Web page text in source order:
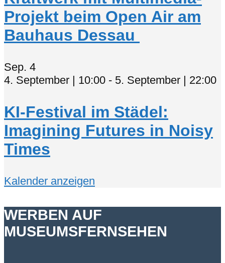
Projekt beim Open Air am
Bauhaus Dessau
Sep. 4
4. September | 10:00 - 5. September | 22:00
KI-Festival im Städel:
Imagining Futures in Noisy
Times
Kalender anzeigen
WERBEN AUF
MUSEUMSFERNSEHEN